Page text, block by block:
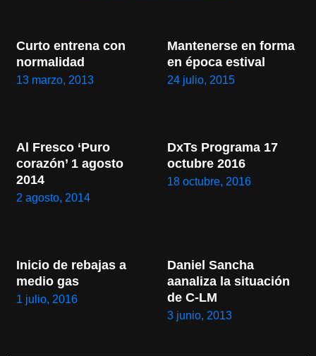
Curto entrena con
normalidad
13 marzo, 2013
Mantenerse en forma
en época estival
24 julio, 2015
Al Fresco ‘Puro
corazón’ 1 agosto
2014
2 agosto, 2014
DxTs Programa 17
octubre 2016
18 octubre, 2016
Inicio de rebajas a
medio gas
1 julio, 2016
Daniel Sancha
aanaliza la situación
de C-LM
3 junio, 2013